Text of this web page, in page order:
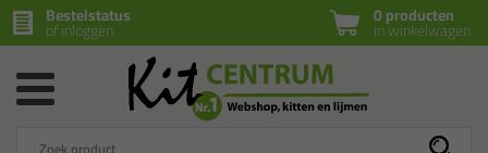
0 producten
in winkelwagen
Bestelstatus
of inloggen